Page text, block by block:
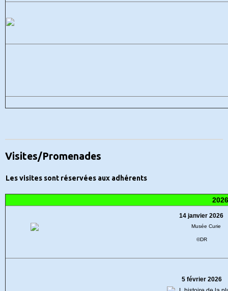
Visites/Promenades
Les visites sont réservées aux adhérents
2026
14 janvier 2026
©DR
5 février 2026